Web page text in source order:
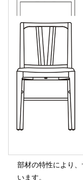
部材の特性により
います。